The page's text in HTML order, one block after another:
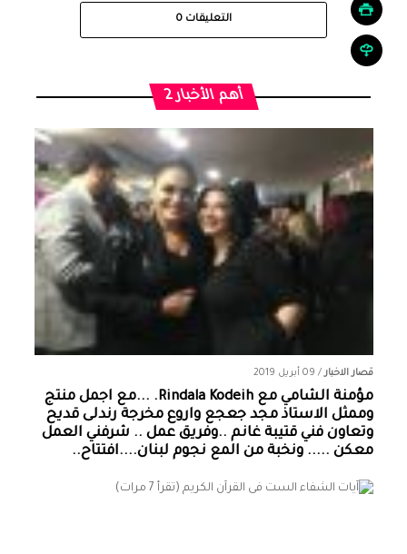
التعليقات 0
أهم الأخبار 2
قصار الاخبار/ 09 أبريل 2019
مؤمنة الشامي‏ مع ‏‎Rindala Kodeih‎‏. ...مع اجمل منتج
وممثل الاستاذ مجد جعجع واروع مخرجة رندلى قديح
وتعاون فني قتيبة غانم ..وفريق عمل .. شرفني العمل
معكن ..... ونخبة من المع نجوم لبنان....افتتاح..